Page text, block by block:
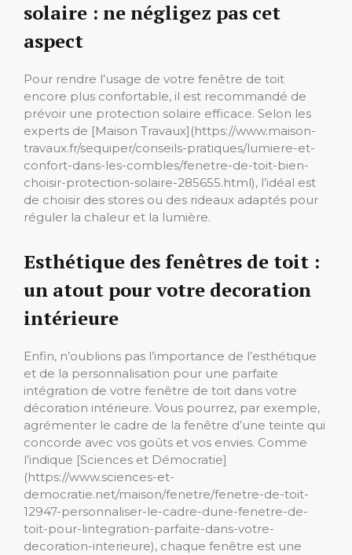
solaire : ne négligez pas cet
aspect
Pour rendre l’usage de votre fenêtre de toit
encore plus confortable, il est recommandé de
prévoir une protection solaire efficace. Selon les
experts de [Maison Travaux](https://www.maison-
travaux.fr/sequiper/conseils-pratiques/lumiere-et-
confort-dans-les-combles/fenetre-de-toit-bien-
choisir-protection-solaire-285655.html), l’idéal est
de choisir des stores ou des rideaux adaptés pour
réguler la chaleur et la lumière.
Esthétique des fenêtres de toit :
un atout pour votre decoration
intérieure
Enfin, n’oublions pas l’importance de l’esthétique
et de la personnalisation pour une parfaite
intégration de votre fenêtre de toit dans votre
décoration intérieure. Vous pourrez, par exemple,
agrémenter le cadre de la fenêtre d’une teinte qui
concorde avec vos goûts et vos envies. Comme
l’indique [Sciences et Démocratie]
(https://www.sciences-et-
democratie.net/maison/fenetre/fenetre-de-toit-
12947-personnaliser-le-cadre-dune-fenetre-de-
toit-pour-lintegration-parfaite-dans-votre-
decoration-interieure), chaque fenêtre est une